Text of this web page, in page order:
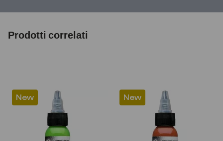
Prodotti correlati
New New